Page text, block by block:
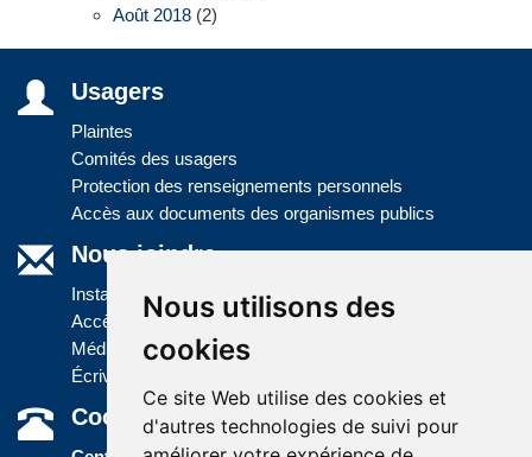
Nous utilisons des
cookies
Ce site Web utilise des cookies et
d'autres technologies de suivi pour
Août 2018 (2)
Usagers
Plaintes
Comités des usagers
Protection des renseignements personnels
Accès aux documents des organismes publics
Nous joindre
Installations
Accès à l'information
Médias
Écrivez-nous
Coordonnées